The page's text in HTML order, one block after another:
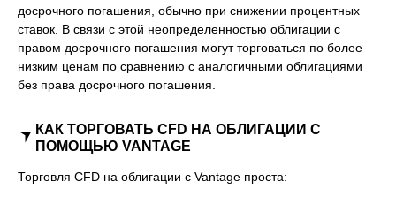
досрочного погашения, обычно при снижении процентных
ставок. В связи с этой неопределенностью облигации с
правом досрочного погашения могут торговаться по более
низким ценам по сравнению с аналогичными облигациями
без права досрочного погашения.
КАК ТОРГОВАТЬ CFD НА ОБЛИГАЦИИ С
ПОМОЩЬЮ VANTAGE
Торговля CFD на облигации с Vantage проста: